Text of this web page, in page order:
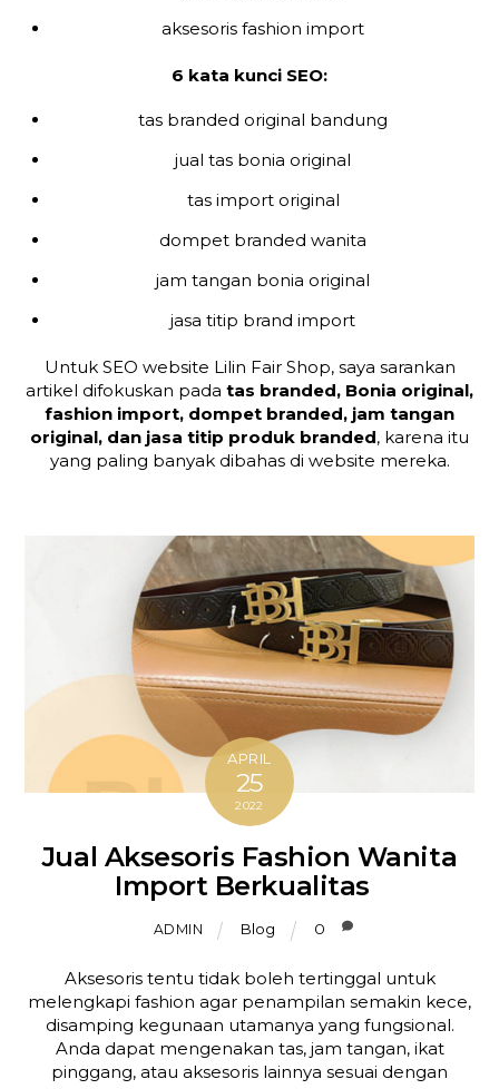
aksesoris fashion import
6 kata kunci SEO:
tas branded original bandung
jual tas bonia original
tas import original
dompet branded wanita
jam tangan bonia original
jasa titip brand import
Untuk SEO website Lilin Fair Shop, saya sarankan
artikel difokuskan pada tas branded, Bonia original,
fashion import, dompet branded, jam tangan
original, dan jasa titip produk branded, karena itu
yang paling banyak dibahas di website mereka.
APRIL
25
2022
Jual Aksesoris Fashion Wanita
Import Berkualitas
ADMIN Blog 0
Aksesoris tentu tidak boleh tertinggal untuk
melengkapi fashion agar penampilan semakin kece,
disamping kegunaan utamanya yang fungsional.
Anda dapat mengenakan tas, jam tangan, ikat
pinggang, atau aksesoris lainnya sesuai dengan